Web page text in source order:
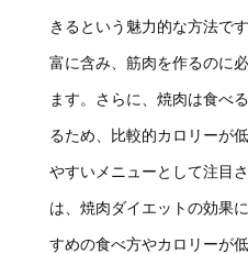
きるという魅力的な方法で
富に含み、筋肉を作るのに
ます。さらに、焼肉は食べ
るため、比較的カロリーが
やすいメニューとして注目
は、焼肉ダイエットの効果
すめの食べ方やカロリーが